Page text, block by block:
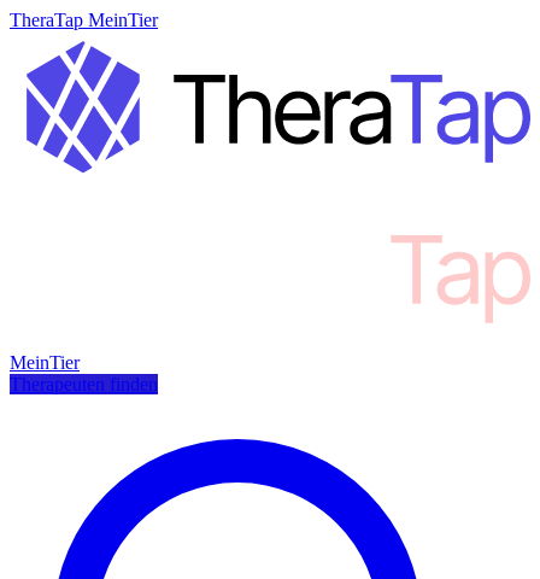
TheraTap MeinTier
MeinTier
Therapeuten finden